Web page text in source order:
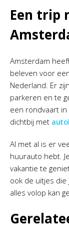
Een trip
Amsterdam
beleven voor
Nederland. Er
parkeren en te
een rondvaart
dichtbij met
Al met al is er
huurauto hebt.
vakantie te
ook de uitjes die
alles volop kan